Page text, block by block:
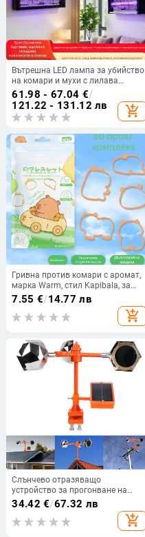
Вътрешна LED лампа за убийство
на комари и мухи с лилава
светлина, бионична автоматична
уловка
61.98 - 67.04 €/
121.22 - 131.12 лв
add_shopping_cart
Гривна против комари с аромат,
марка Warm, стил Kapibala, за
деца.
7.55 €/14.77 лв
add_shopping_cart
Слънчево отразяващо
устройство за прогонване на
птици Wind Power Birds Repeller
Задвижващо устройство за
градина на открито 360° гласово
устройство за прогонване на
34.42 €/67.32 лв
add_shopping_cart